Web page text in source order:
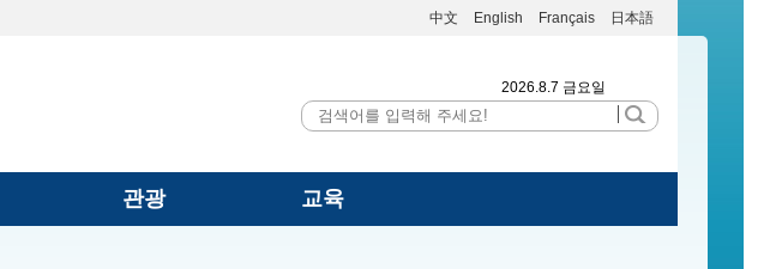
中文 English Français 日本語
2026.8.7 금요일
관광 교육